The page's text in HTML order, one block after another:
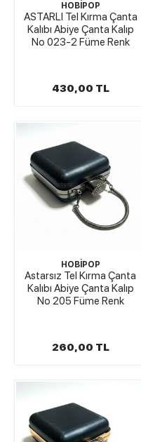
HOBİPOP
ASTARLI Tel Kırma Çanta
Kalıbı Abiye Çanta Kalıp
No 023-2 Füme Renk
430,00 TL
HOBİPOP
Astarsız Tel Kırma Çanta
Kalıbı Abiye Çanta Kalıp
No 205 Füme Renk
260,00 TL